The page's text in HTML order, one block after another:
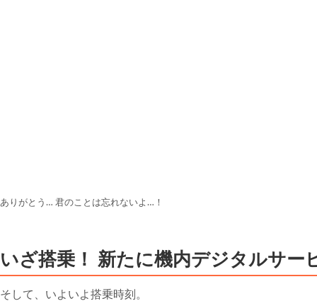
ありがとう… 君のことは忘れないよ…！
いざ搭乗！ 新たに機内デジタルサー
そして、いよいよ搭乗時刻。